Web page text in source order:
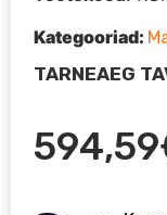
594,59
Kategooriad:
TARNEAEG